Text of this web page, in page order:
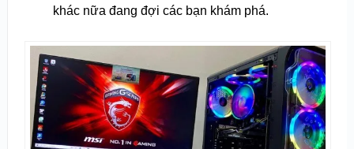
khác nữa đang đợi các bạn khám phá.